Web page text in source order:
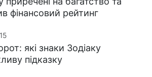
фінансовий рейтинг
які знаки Зодіаку
підказку